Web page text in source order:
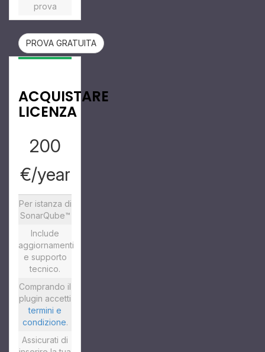
prova
PROVA GRATUITA
ACQUISTARE
LICENZA
200
€/year
Per istanza di
SonarQube™
Include
aggiornamenti
e supporto
tecnico.
Comprando il
plugin accetti
termini e
condizione.
Assicurati di